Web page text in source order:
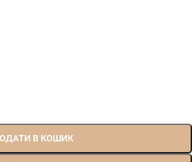
В КОШИК